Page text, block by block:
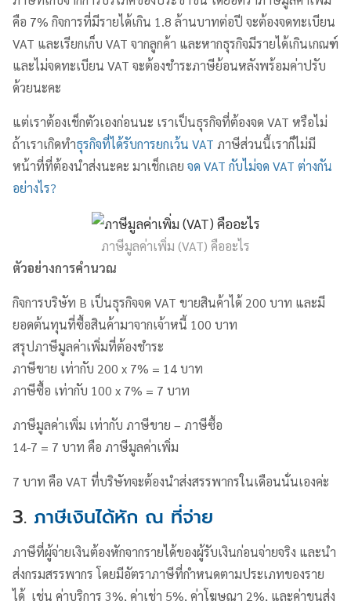
คือ 7% กิจการที่มีรายได้เกิน 1.8 ล้านบาทต่อปี จะต้องจดทะเบียน
VAT และเรียกเก็บ VAT จากลูกค้า และหากธุรกิจมีรายได้เกินเกณฑ์
และไม่จดทะเบียน VAT จะต้องชำระภาษีย้อนหลังพร้อมค่าปรับ
ด้วยนะคะ
แต่เราต้องเช็กตัวเองก่อนนะ เราเป็นธุรกิจที่ต้องจด VAT หรือไม่
ถ้าเราเกิดทำธุรกิจที่ได้รับการยกเว้น VAT ภาษีส่วนนี้เราก็ไม่มี
หน้าที่ที่ต้องนำส่งนะคะ มาเช็กเลย จด VAT กับไม่จด VAT ต่างกัน
อย่างไร?
ภาษีมูลค่าเพิ่ม (VAT) คืออะไร
ตัวอย่างการคำนวณ
กิจการบริษัท B เป็นธุรกิจจด VAT ขายสินค้าได้ 200 บาท และมี
ยอดต้นทุนที่ซื้อสินค้ามาจากเจ้าหนี้ 100 บาท
สรุปภาษีมูลค่าเพิ่มที่ต้องชำระ
ภาษีขาย เท่ากับ 200 x 7% = 14 บาท
ภาษีซื้อ เท่ากับ 100 x 7% = 7 บาท
ภาษีมูลค่าเพิ่ม เท่ากับ ภาษีขาย – ภาษีซื้อ
14-7 = 7 บาท คือ ภาษีมูลค่าเพิ่ม
7 บาท คือ VAT ที่บริษัทจะต้องนำส่งสรรพากรในเดือนนั่นเองค่ะ
3. ภาษีเงินได้หัก ณ ที่จ่าย
ภาษีที่ผู้จ่ายเงินต้องหักจากรายได้ของผู้รับเงินก่อนจ่ายจริง และนำ
ส่งกรมสรรพากร โดยมีอัตราภาษีที่กำหนดตามประเภทของราย
ได้ เช่น ค่าบริการ 3%, ค่าเช่า 5%, ค่าโฆษณา 2%, และค่าขนส่ง